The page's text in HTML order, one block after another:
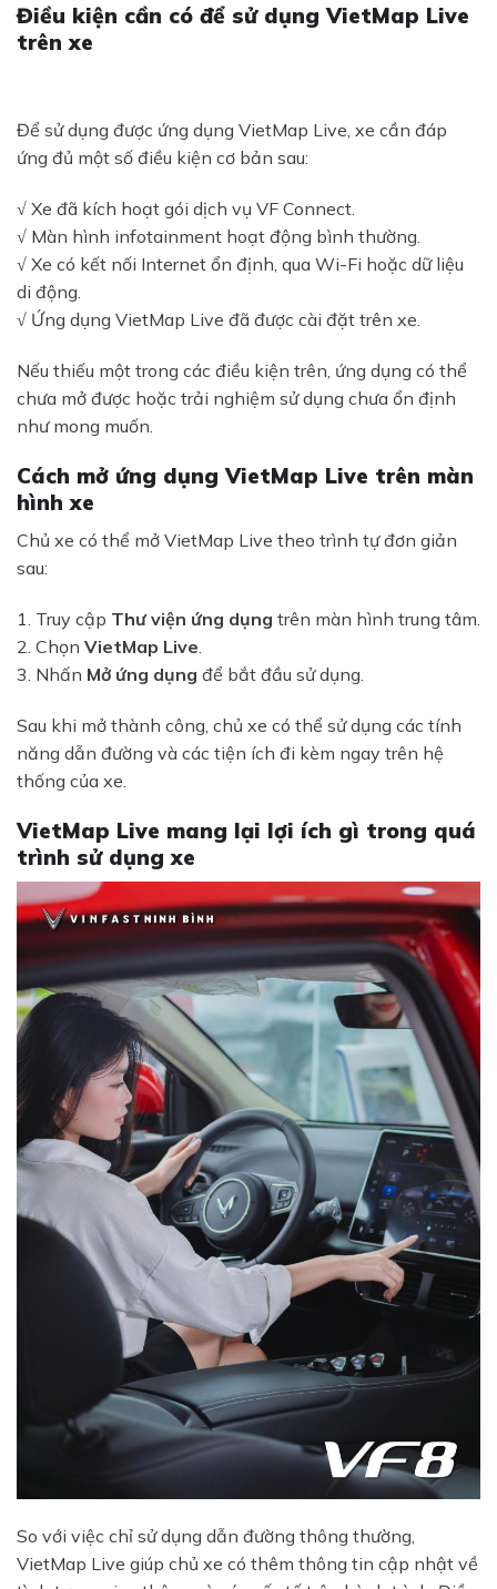
Điều kiện cần có để sử dụng VietMap Live
trên xe
Để sử dụng được ứng dụng VietMap Live, xe cần đáp
ứng đủ một số điều kiện cơ bản sau:
√ Xe đã kích hoạt gói dịch vụ VF Connect.
√ Màn hình infotainment hoạt động bình thường.
√ Xe có kết nối Internet ổn định, qua Wi-Fi hoặc dữ liệu
di động.
√ Ứng dụng VietMap Live đã được cài đặt trên xe.
Nếu thiếu một trong các điều kiện trên, ứng dụng có thể
chưa mở được hoặc trải nghiệm sử dụng chưa ổn định
như mong muốn.
Cách mở ứng dụng VietMap Live trên màn
hình xe
Chủ xe có thể mở VietMap Live theo trình tự đơn giản
sau:
1. Truy cập Thư viện ứng dụng trên màn hình trung tâm.
2. Chọn VietMap Live
3. Nhấn Mở ứng dụng để bắt đầu sử dụng.
Sau khi mở thành công, chủ xe có thể sử dụng các tính
năng dẫn đường và các tiện ích đi kèm ngay trên hệ
thống của xe.
VietMap Live mang lại lợi ích gì trong quá
trình sử dụng xe
So với việc chỉ sử dụng dẫn đường thông thường,
VietMap Live giúp chủ xe có thêm thông tin cập nhật về